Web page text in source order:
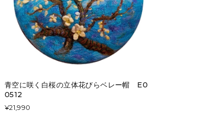
青空に咲く白桜の立体花びらベレー帽 E0
0512
¥21,990